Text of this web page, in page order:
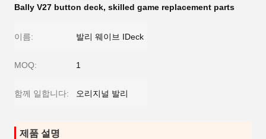
Bally V27 button deck, skilled game replacement parts
이름: 발리 웨이브 IDeck
MOQ: 1
함께 일합니다: 오리지널 발리
제품 설명